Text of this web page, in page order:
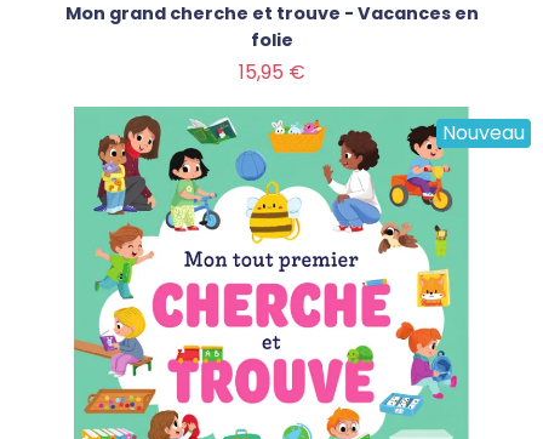
Mon grand cherche et trouve - Vacances en
folie
15,95 €
Nouveau